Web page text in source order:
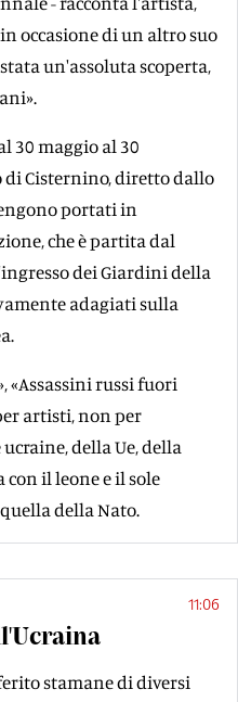
occasione di un altro suo
un'assoluta scoperta,
30 maggio al 30
di Cisternino, diretto dallo
portati in
che è partita dal
dei Giardini della
adagiati sulla
«Assassini russi fuori
artisti, non per
della Ue, della
il leone e il sole
della Nato.
11:06
stamane di diversi